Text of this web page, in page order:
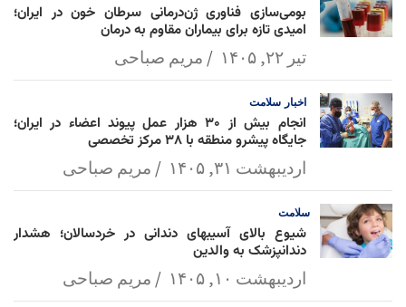
بومی‌سازی فناوری ژن‌درمانی سرطان خون در ایران؛
امیدی تازه برای بیماران مقاوم به درمان
تیر ۲۲, ۱۴۰۵ مریم صباحی
اخبار سلامت
انجام بیش از ۳۰ هزار عمل پیوند اعضاء در ایران؛
جایگاه پیشرو منطقه با ۳۸ مرکز تخصصی
اردیبهشت ۳۱, ۱۴۰۵ مریم صباحی
سلامت
شیوع بالای آسیبهای دندانی در خردسالان؛ هشدار
دندانپزشک به والدین
اردیبهشت ۱۰, ۱۴۰۵ مریم صباحی